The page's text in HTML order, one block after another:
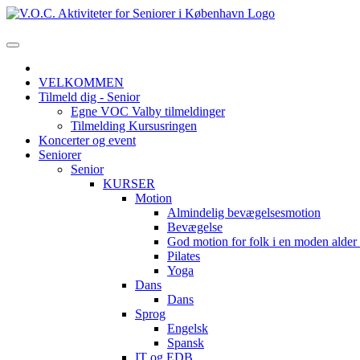
VELKOMMEN
Tilmeld dig - Senior
Egne VOC Valby tilmeldinger
Tilmelding Kursusringen
Koncerter og event
Seniorer
Senior
KURSER
Motion
Almindelig bevægelsesmotion
Bevægelse
God motion for folk i en moden
Pilates
Yoga
Dans
Dans
Sprog
Engelsk
Spansk
IT og EDB